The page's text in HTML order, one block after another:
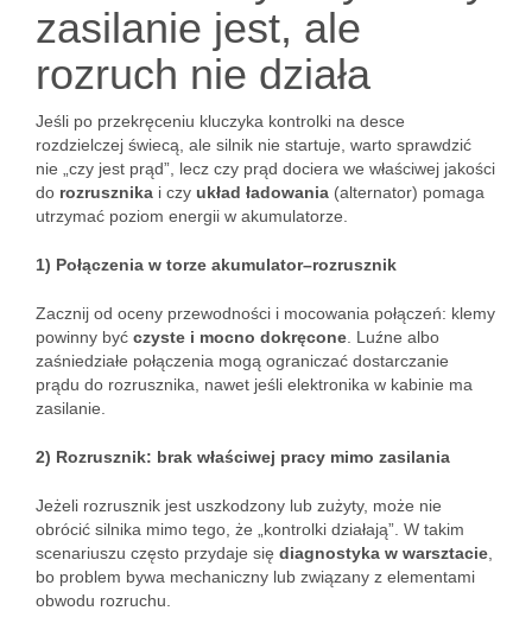
zasilanie jest, ale
rozruch nie działa
Jeśli po przekręceniu kluczyka kontrolki na desce
rozdzielczej świecą, ale silnik nie startuje, warto sprawdzić
nie „czy jest prąd”, lecz czy prąd dociera we właściwej jakości
do rozrusznika i czy układ ładowania (alternator) pomaga
utrzymać poziom energii w akumulatorze.
1) Połączenia w torze akumulator–rozrusznik
Zacznij od oceny przewodności i mocowania połączeń: klemy
powinny być czyste i mocno dokręcone . Luźne albo
zaśniedziałe połączenia mogą ograniczać dostarczanie
prądu do rozrusznika, nawet jeśli elektronika w kabinie ma
zasilanie.
2) Rozrusznik: brak właściwej pracy mimo zasilania
Jeżeli rozrusznik jest uszkodzony lub zużyty, może nie
obrócić silnika mimo tego, że „kontrolki działają”. W takim
scenariuszu często przydaje się diagnostyka w warsztacie
bo problem bywa mechaniczny lub związany z elementami
obwodu rozruchu.